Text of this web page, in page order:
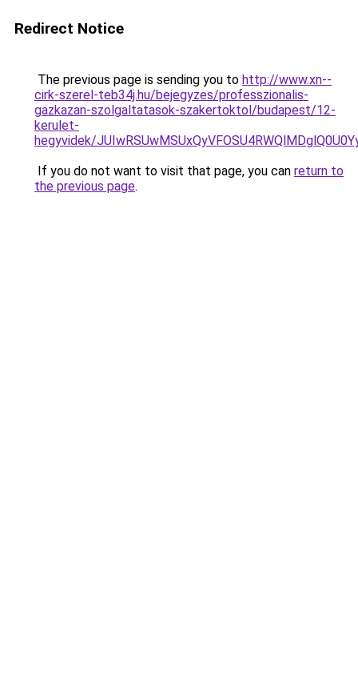
Redirect Notice
The previous page is sending you to http://www.xn--
cirk-szerel-teb34j.hu/bejegyzes/professzionalis-
gazkazan-szolgaltatasok-szakertoktol/budapest/12-
kerulet-
hegyvidek/
If you do not want to visit that page, you can return to
the previous page.